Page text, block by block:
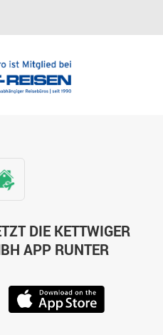
DIE KETTWIGER
APP RUNTER